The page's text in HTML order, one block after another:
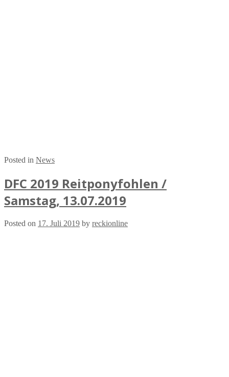
Posted in News
DFC 2019 Reitponyfohlen /
Samstag, 13.07.2019
Posted on 17. Juli 2019 by reckionline